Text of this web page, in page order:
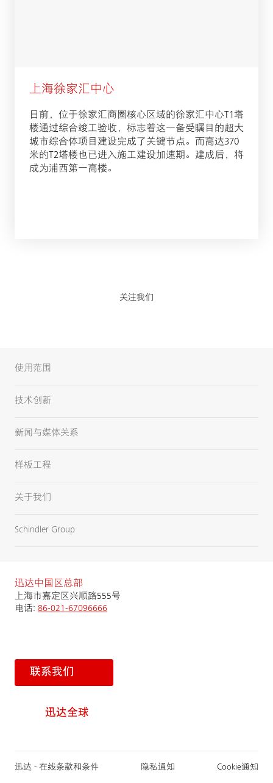
上海徐家汇中心
日前，位于徐家汇商圈核心区域的徐家汇中心T1塔
楼通过综合竣工验收，标志着这一备受瞩目的超大
城市综合体项目建设完成了关键节点。而高达370
米的T2塔楼也已进入施工建设加速期。建成后，将
成为浦西第一高楼。
关注我们
使用范围
技术创新
新闻与媒体关系
样板工程
关于我们
Schindler Group
迅达中国区总部
上海市嘉定区兴顺路555号
电话: 86-021-67096666
联系我们
迅达全球
迅达 - 在线条款和条件 隐私通知 Cookie通知